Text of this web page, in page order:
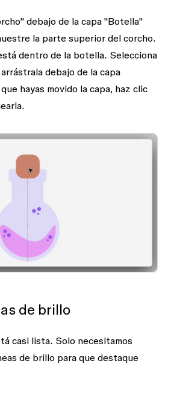
debajo de la capa "Botella"
la parte superior del corcho.
dentro de la botella. Selecciona
debajo de la capa
hayas movido la capa, haz clic
de brillo
casi lista. Solo necesitamos
de brillo para que destaque